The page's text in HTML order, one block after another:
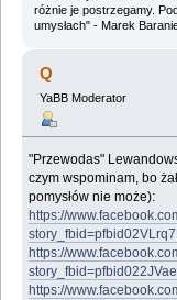
różnie je postrzegamy.
umysłach" - Marek
Q
YaBB Moderator
"Przewodas"
czym wspominam, bo
pomysłów nie może):
https://
https://
https://